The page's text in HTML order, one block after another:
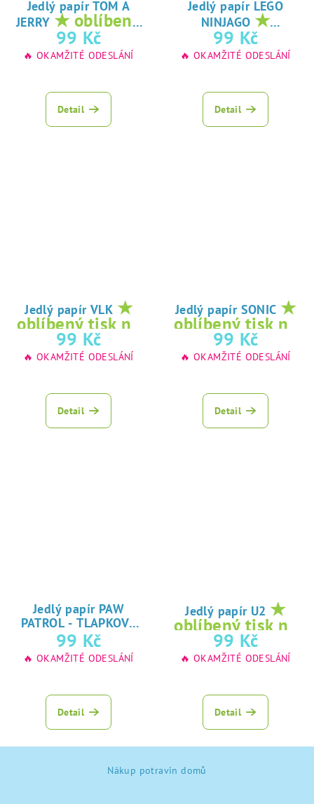
Jedlý papír TOM A
JERRY ★ oblíbený
tisk na jedlý
papír
99 Kč
🔥 OKAMŽITÉ ODESLÁNÍ
Detail
Jedlý papír LEGO
NINJAGO ★
oblíbený tisk na
jedlý papír
99 Kč
🔥 OKAMŽITÉ ODESLÁNÍ
Detail
Jedlý papír VLK ★
oblíbený tisk na
jedlý papír
99 Kč
🔥 OKAMŽITÉ ODESLÁNÍ
Detail
Jedlý papír SONIC ★
oblíbený tisk na
jedlý papír
99 Kč
🔥 OKAMŽITÉ ODESLÁNÍ
Detail
Jedlý papír PAW
PATROL - TLAPKOVÁ
PATROLA★
oblíbený tisk na
jedlý papír
99 Kč
🔥 OKAMŽITÉ ODESLÁNÍ
Detail
Jedlý papír U2 ★
oblíbený tisk na
jedlý papír
99 Kč
🔥 OKAMŽITÉ ODESLÁNÍ
Detail
Nákup potravin domů